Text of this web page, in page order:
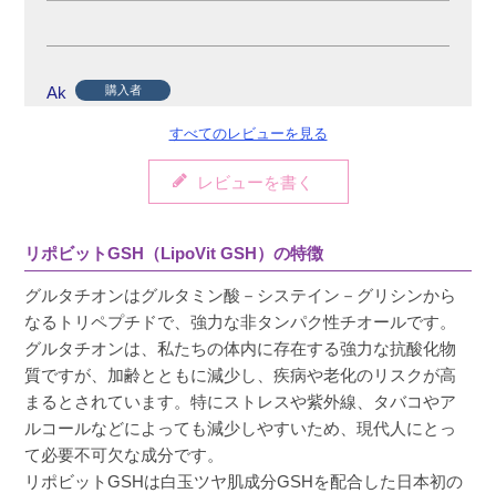
Ak 購入者
2026/03/13
こちらは二箱目です。
くすみ対策や免疫力向上のために飲んでいま
す。睡眠不足な日が続いても元気に過ごせてい
るような気がしていてまだまだ続けてみようと
思っています！
R
すべてのレビューを見る
レビューを書く
リポビットGSH（LipoVit GSH）の特徴
グルタチオンはグルタミン酸－システイン－グリシンから
なるトリペプチドで、強力な非タンパク性チオールです。
グルタチオンは、私たちの体内に存在する強力な抗酸化物
質ですが、加齢とともに減少し、疾病や老化のリスクが高
まるとされています。特にストレスや紫外線、タバコやア
ルコールなどによっても減少しやすいため、現代人にとっ
て必要不可欠な成分です。
リポビットGSHは白玉ツヤ肌成分GSHを配合した日本初の